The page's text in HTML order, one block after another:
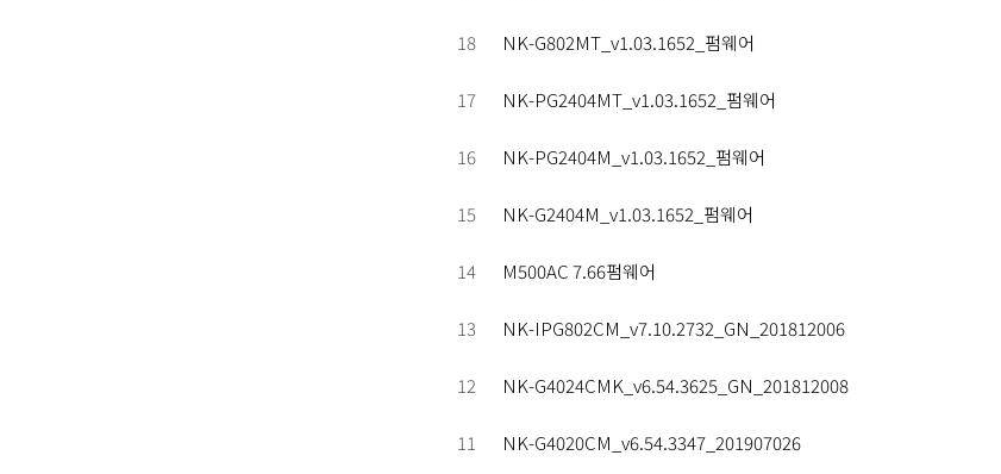
18 NK-G802MT_v1.03.1652_펌웨어
17 NK-PG2404MT_v1.03.1652_펌웨어
16 NK-PG2404M_v1.03.1652_펌웨어
15 NK-G2404M_v1.03.1652_펌웨어
14 M500AC 7.66펌웨어
13 NK-IPG802CM_v7.10.2732_GN_201812006
12 NK-G4024CMK_v6.54.3625_GN_201812008
11 NK-G4020CM_v6.54.3347_201907026